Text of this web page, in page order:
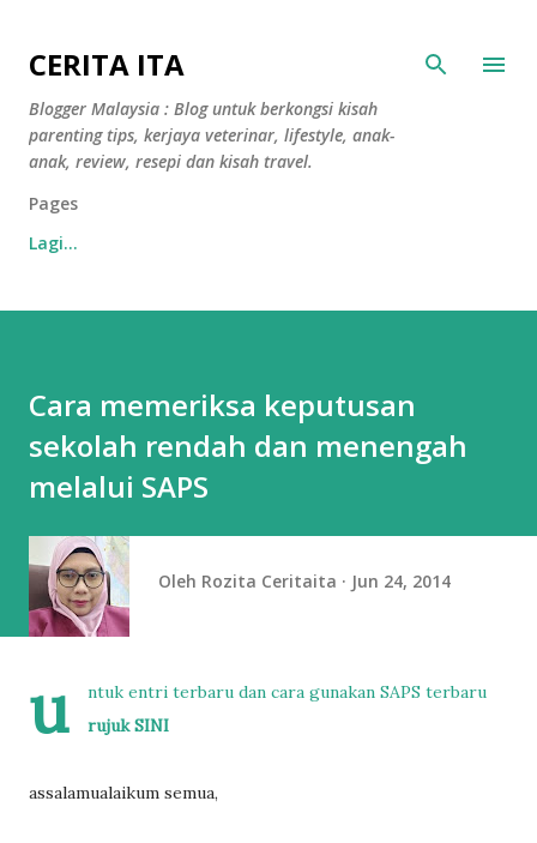
CERITA ITA
Blogger Malaysia : Blog untuk berkongsi kisah
parenting tips, kerjaya veterinar, lifestyle, anak-
anak, review, resepi dan kisah travel.
Pages
Lagi…
Cara memeriksa keputusan
sekolah rendah dan menengah
melalui SAPS
Oleh Rozita Ceritaita Jun 24, 2014
u
ntuk entri terbaru dan cara gunakan SAPS terbaru
rujuk SINI
assalamualaikum semua,